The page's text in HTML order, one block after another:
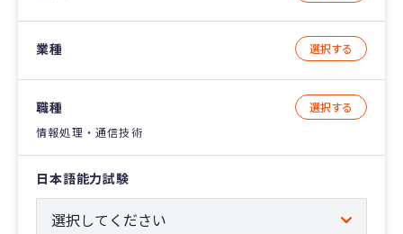
業種 選択する
職種
選択する
情報処理・通信技術
日本語能力試験